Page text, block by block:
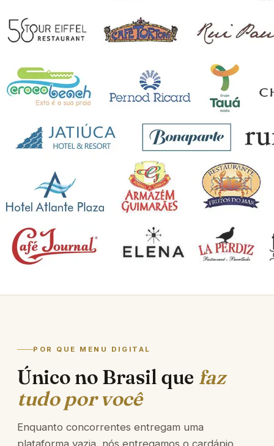
POR QUE MENU DIGITAL
Único no Brasil que faz
tudo por você
Enquanto concorrentes entregam uma
plataforma vazia, nós entregamos o cardápio